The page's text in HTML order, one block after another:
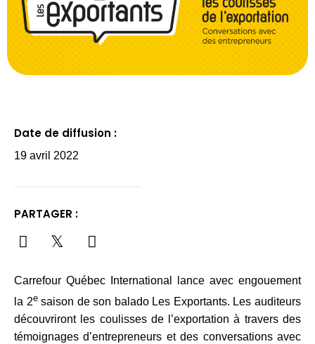
Date de diffusion :
19 avril 2022
PARTAGER :
Carrefour Québec International lance avec engouement
la 2esaison de son balado Les Exportants. Les auditeurs
découvriront les coulisses de l’exportation à travers des
témoignages d’entrepreneurs et des conversations avec